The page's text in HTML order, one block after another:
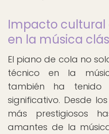
Impacto cultural
en la música
El piano de cola no
técnico en la
también ha tenido
significativo. Desde
más prestigiosos
amantes de la